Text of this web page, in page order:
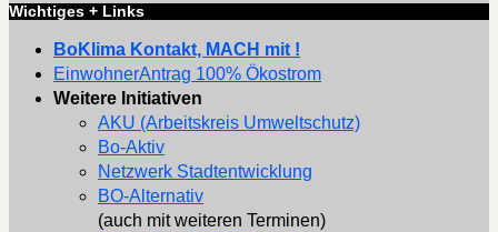
Wichtiges + Links
BoKlima Kontakt, MACH mit !
EinwohnerAntrag 100% Ökostrom
Weitere Initiativen
AKU (Arbeitskreis Umweltschutz)
Bo-Aktiv
Netzwerk Stadtentwicklung
BO-Alternativ
(auch mit weiteren Terminen)